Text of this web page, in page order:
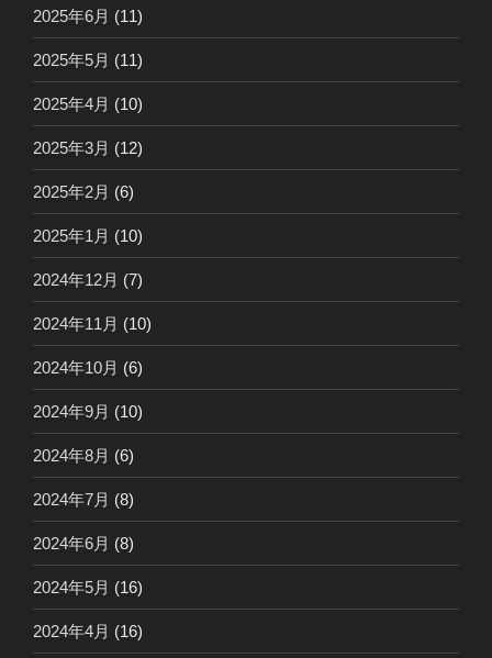
2025年6月 (11)
2025年5月 (11)
2025年4月 (10)
2025年3月 (12)
2025年2月 (6)
2025年1月 (10)
2024年12月 (7)
2024年11月 (10)
2024年10月 (6)
2024年9月 (10)
2024年8月 (6)
2024年7月 (8)
2024年6月 (8)
2024年5月 (16)
2024年4月 (16)